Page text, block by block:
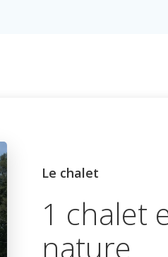
Le chalet
1 chalet
nature